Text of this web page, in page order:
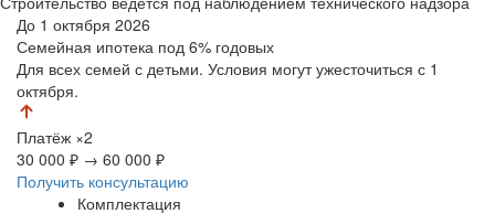
До 1 октября 2026
Семейная ипотека под 6% годовых
Для всех семей с детьми. Условия могут ужесточиться с 1
октября.
Платёж ×2
30 000 ₽ → 60 000 ₽
Получить консультацию
Комплектация